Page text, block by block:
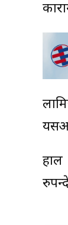
हाल